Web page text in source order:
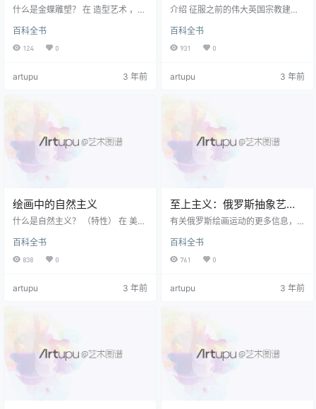
什么是金蝶雕塑？ 在 造型艺术 ，“
语“ khrusos / chrysos”金和“ eleph
antinos”象牙）描述了一种 雕塑 由
黄金和象牙制成。 黄金通常用于雕
希腊雕塑 ，金丝雀雕像被认为是造
百科全书
124 0
artupu 3 年前
介绍 征服之前的伟大英国宗教建筑
堂，如威尔斯，索尔兹伯里和林肯
（由非居民大炮组成，由教务长和
分会管理），修道院（主要是本笃
奥古斯丁式），以及英国独有的主
的北侧和南侧的主教室中，有几组
分别用于主教的建筑物。 第一英国
哥特式建筑 第一个完全实现的示…
百科全书
931 0
artupu 3 年前
绘画中的自然主义
什么是自然主义？ （特性） 在 美术
的风格，其中涉及对自然（包括
人）的表示或描绘，且失真或解释
少的视觉细节的质量。 “现代”自然
尔·佐拉（Emile Zola）创造的。 它
首先出现在 英国山水画 ，然后传播
到法国…
百科全书
838 0
artupu 3 年前
至上主义：俄罗斯抽象艺术
运动
有关俄罗斯绘画运动的更多信息，
主义？ -特点 至上主义是俄国人 抽
象主义 运动，由出生于基辅的画家
年左右，它涉及基本的几何形式
由弗拉基米尔·玛雅可夫斯基（1893
百科全书
761 0
artupu 3 年前